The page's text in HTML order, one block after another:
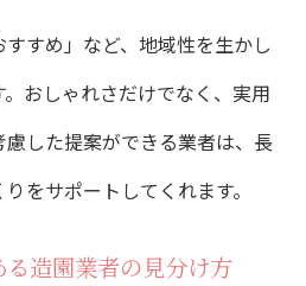
すめ」など、地域性を生かし
おしゃれさだけでなく、実用
した提案ができる業者は、長
をサポートしてくれます。
造園業者の見分け方